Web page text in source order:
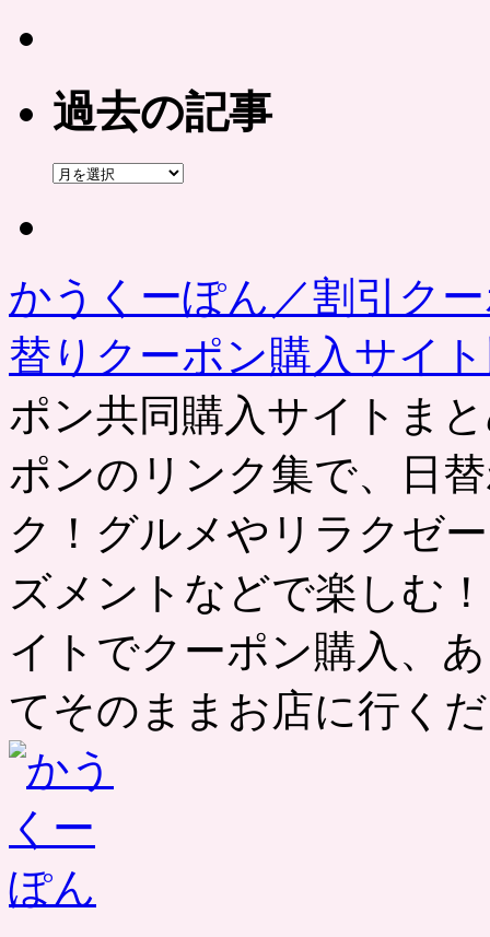
過去の記事
過
かうくーぽん／割引ク
替りクーポン購入サイ
ポン共同購入サイトま
ポンのリンク集で、日
ク！グルメやリラクゼ
ズメントなどで楽しむ
イトでクーポン購入、
てそのままお店に行く